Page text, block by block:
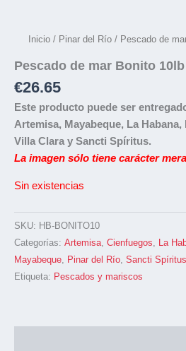
Inicio / Pinar del Río / Pescado de
Pescado de mar Bonito 10lb
€26.65
Este producto puede ser
Artemisa, Mayabeque, La
Villa Clara y Sancti Spíritus.
La imagen sólo tiene carácter
Sin existencias
SKU: HB-BONITO10
Categorías: Artemisa Cienfuegos La
Mayabeque
Pinar del Río Sancti Spíritus
Etiqueta: Pescados y mariscos